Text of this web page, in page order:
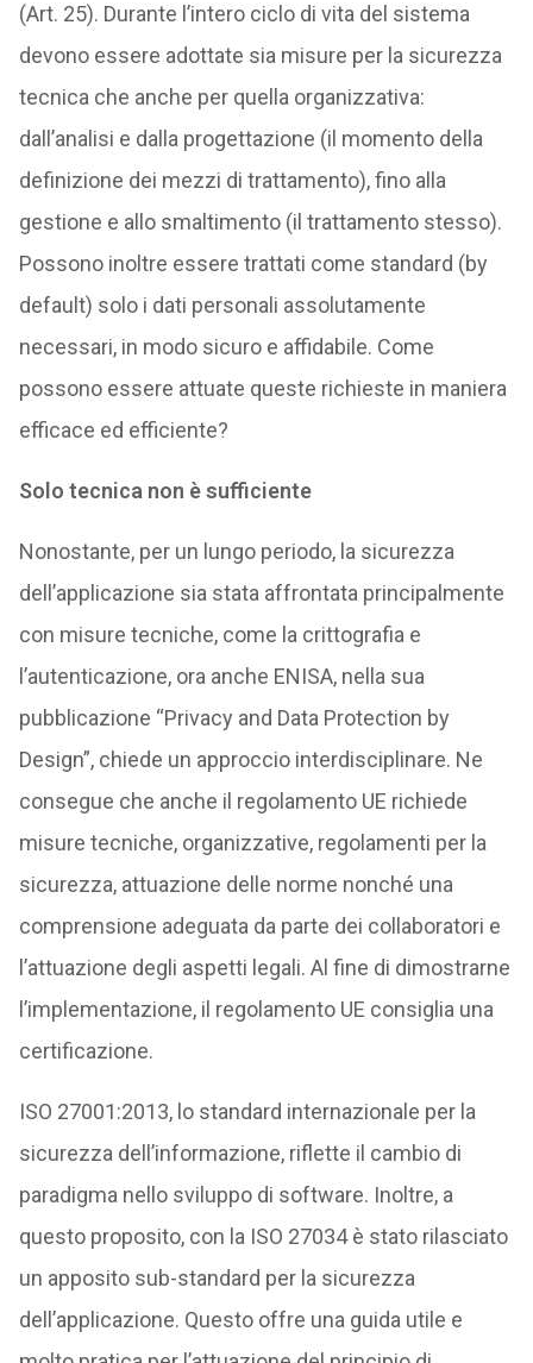
(Art. 25). Durante l’intero ciclo di vita del sistema
devono essere adottate sia misure per la sicurezza
tecnica che anche per quella organizzativa:
dall’analisi e dalla progettazione (il momento della
definizione dei mezzi di trattamento), fino alla
gestione e allo smaltimento (il trattamento stesso).
Possono inoltre essere trattati come standard (by
default) solo i dati personali assolutamente
necessari, in modo sicuro e affidabile. Come
possono essere attuate queste richieste in maniera
efficace ed efficiente?
Solo tecnica non è sufficiente
Nonostante, per un lungo periodo, la sicurezza
dell’applicazione sia stata affrontata principalmente
con misure tecniche, come la crittografia e
l’autenticazione, ora anche ENISA, nella sua
pubblicazione “Privacy and Data Protection by
Design”, chiede un approccio interdisciplinare. Ne
consegue che anche il regolamento UE richiede
misure tecniche, organizzative, regolamenti per la
sicurezza, attuazione delle norme nonché una
comprensione adeguata da parte dei collaboratori e
l’attuazione degli aspetti legali. Al fine di dimostrarne
l’implementazione, il regolamento UE consiglia una
certificazione.
ISO 27001:2013, lo standard internazionale per la
sicurezza dell’informazione, riflette il cambio di
paradigma nello sviluppo di software. Inoltre, a
questo proposito, con la ISO 27034 è stato rilasciato
un apposito sub-standard per la sicurezza
dell’applicazione. Questo offre una guida utile e